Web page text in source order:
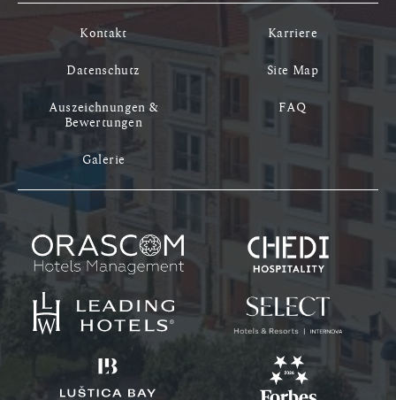
Kontakt
Karriere
Datenschutz
Site Map
Auszeichnungen &
Bewertungen
FAQ
Galerie